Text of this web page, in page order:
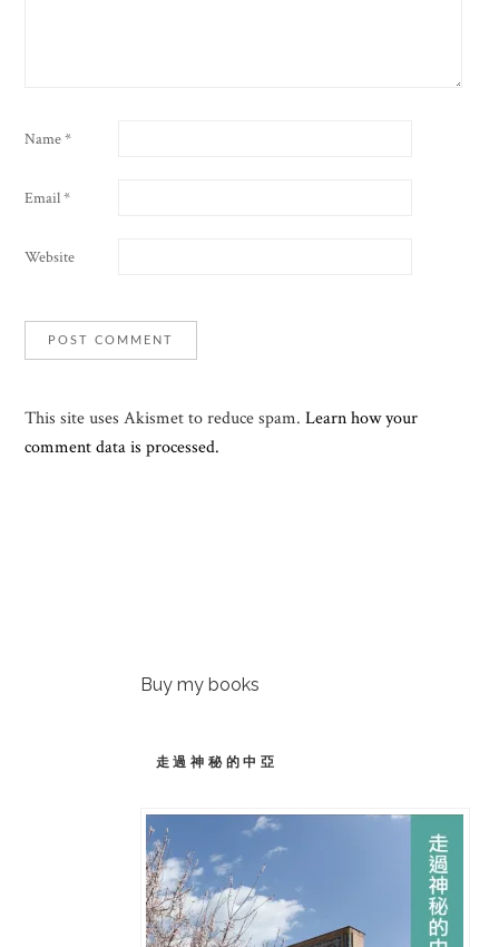
Name*
Email*
Website
This site uses Akismet to reduce spam.Learn how your
comment data is processed.
Buy my books
走過神秘的中亞